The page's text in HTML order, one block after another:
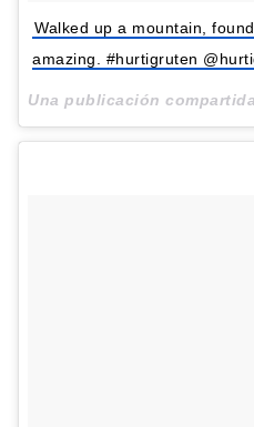
Walked up a mountain,
amazing. #hurtigruten